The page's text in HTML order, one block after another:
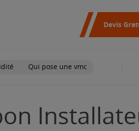
Devis
Qui pose une vmc